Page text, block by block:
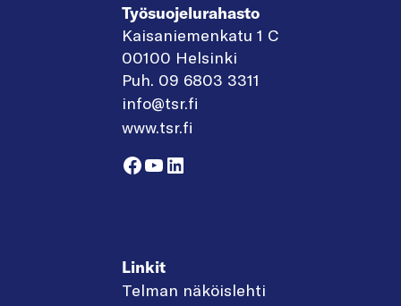
Työsuojelurahasto
Kaisaniemenkatu 1 C
00100 Helsinki
Puh. 09 6803 3311
info@tsr.fi
www.tsr.fi
Facebook
YouTube
LinkedIn
Linkit
Telman näköislehti